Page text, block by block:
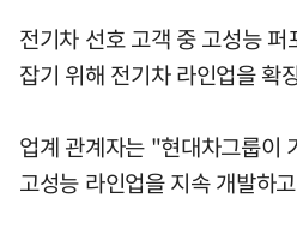
전기차 선호 고객 중 고성능
잡기 위해 전기차 라인업을 확
업계 관계자는 "현대차그룹이
고성능 라인업을 지속 개발하